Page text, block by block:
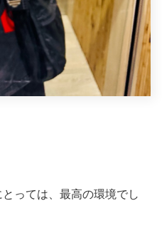
っては、最高の環境でし